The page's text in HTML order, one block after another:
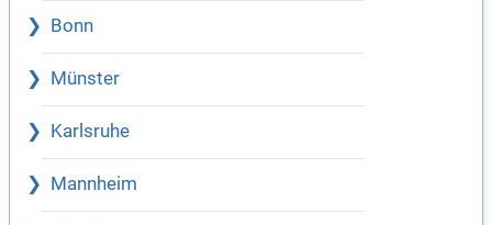
Bonn
Münster
Karlsruhe
Mannheim